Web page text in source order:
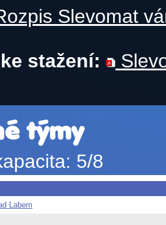
Slevomat
stažení:
týmy
5/8
Labem